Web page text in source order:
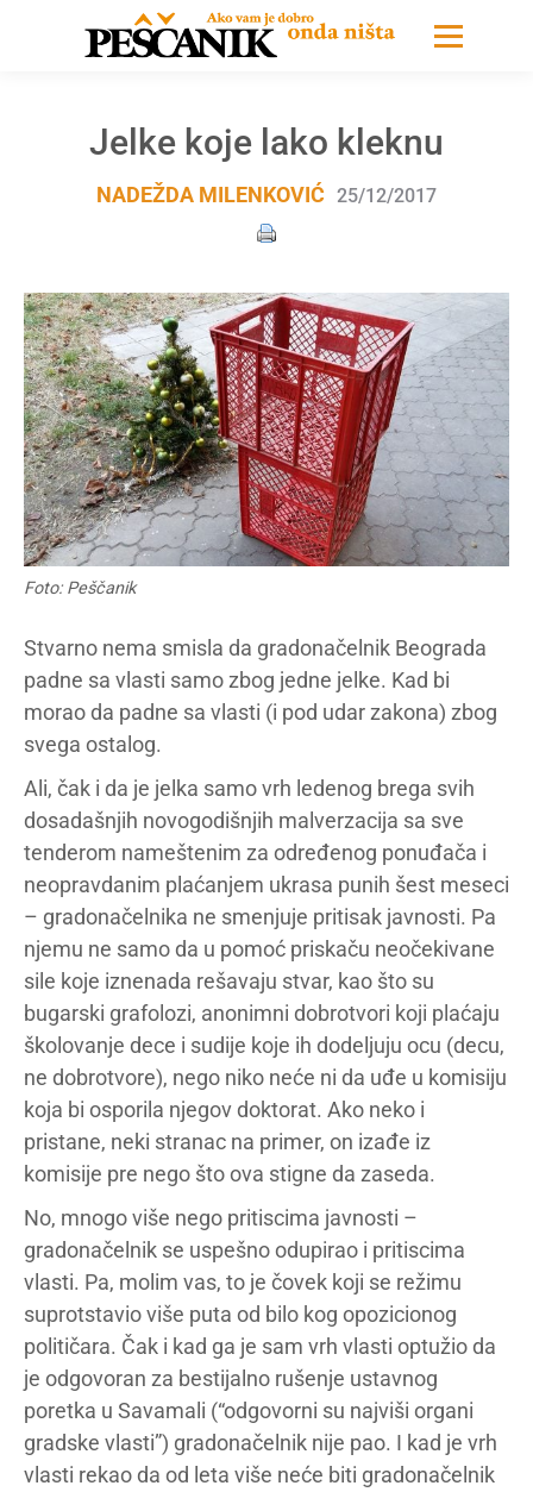
Jelke koje lako kleknu
NADEŽDA MILENKOVIĆ 25/12/2017
Foto: Peščanik
Stvarno nema smisla da gradonačelnik Beograda
padne sa vlasti samo zbog jedne jelke. Kad bi
morao da padne sa vlasti (i pod udar zakona) zbog
svega ostalog.
Ali, čak i da je jelka samo vrh ledenog brega svih
dosadašnjih novogodišnjih malverzacija sa sve
tenderom nameštenim za određenog ponuđača i
neopravdanim plaćanjem ukrasa punih šest meseci
– gradonačelnika ne smenjuje pritisak javnosti. Pa
njemu ne samo da u pomoć priskaču neočekivane
sile koje iznenada rešavaju stvar, kao što su
bugarski grafolozi, anonimni dobrotvori koji plaćaju
školovanje dece i sudije koje ih dodeljuju ocu (decu,
ne dobrotvore), nego niko neće ni da uđe u komisiju
koja bi osporila njegov doktorat. Ako neko i
pristane, neki stranac na primer, on izađe iz
komisije pre nego što ova stigne da zaseda.
No, mnogo više nego pritiscima javnosti –
gradonačelnik se uspešno odupirao i pritiscima
vlasti. Pa, molim vas, to je čovek koji se režimu
suprotstavio više puta od bilo kog opozicionog
političara. Čak i kad ga je sam vrh vlasti optužio da
je odgovoran za bestijalno rušenje ustavnog
poretka u Savamali (“odgovorni su najviši organi
gradske vlasti”) gradonačelnik nije pao. I kad je vrh
vlasti rekao da od leta više neće biti gradonačelnik